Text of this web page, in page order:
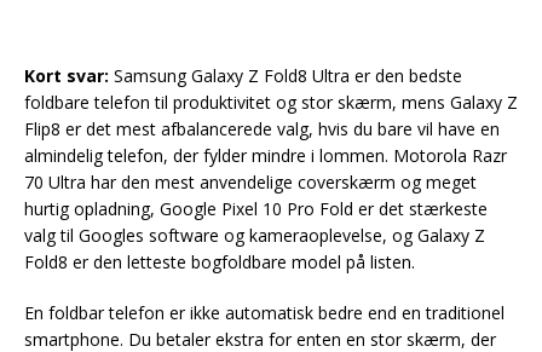
Kort svar: Samsung Galaxy Z Fold8 Ultra er den bedste
foldbare telefon til produktivitet og stor skærm, mens Galaxy Z
Flip8 er det mest afbalancerede valg, hvis du bare vil have en
almindelig telefon, der fylder mindre i lommen. Motorola Razr
70 Ultra har den mest anvendelige coverskærm og meget
hurtig opladning, Google Pixel 10 Pro Fold er det stærkeste
valg til Googles software og kameraoplevelse, og Galaxy Z
Fold8 er den letteste bogfoldbare model på listen.
En foldbar telefon er ikke automatisk bedre end en traditionel
smartphone. Du betaler ekstra for enten en stor skærm, der